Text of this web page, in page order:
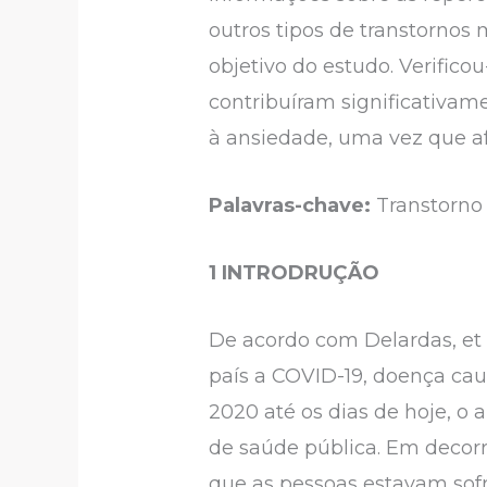
outros tipos de transtornos
objetivo do estudo.
contribuíram
à ansiedade, uma vez que
Palavras-chave: Transtorno
1 INTRODRUÇÃO
De acordo com Delardas,
país a COVID-19, doença
2020 até os dias de hoje, o
de saúde pública. Em